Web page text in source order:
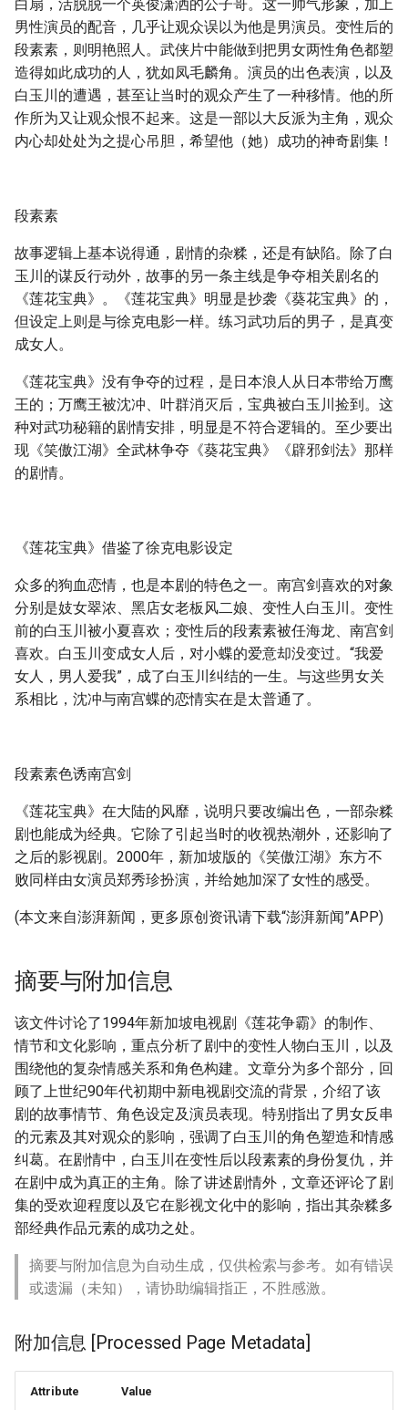
白扇，活脱脱一个英俊潇洒的公子哥。这一帅气形象，加上
男性演员的配音，几乎让观众误以为他是男演员。变性后的
段素素，则明艳照人。武侠片中能做到把男女两性角色都塑
造得如此成功的人，犹如凤毛麟角。演员的出色表演，以及
白玉川的遭遇，甚至让当时的观众产生了一种移情。他的所
作所为又让观众恨不起来。这是一部以大反派为主角，观众
内心却处处为之提心吊胆，希望他（她）成功的神奇剧集！
段素素
故事逻辑上基本说得通，剧情的杂糅，还是有缺陷。除了白
玉川的谋反行动外，故事的另一条主线是争夺相关剧名的
《莲花宝典》。《莲花宝典》明显是抄袭《葵花宝典》的，
但设定上则是与徐克电影一样。练习武功后的男子，是真变
成女人。
《莲花宝典》没有争夺的过程，是日本浪人从日本带给万鹰
王的；万鹰王被沈冲、叶群消灭后，宝典被白玉川捡到。这
种对武功秘籍的剧情安排，明显是不符合逻辑的。至少要出
现《笑傲江湖》全武林争夺《葵花宝典》《辟邪剑法》那样
的剧情。
《莲花宝典》借鉴了徐克电影设定
众多的狗血恋情，也是本剧的特色之一。南宫剑喜欢的对象
分别是妓女翠浓、黑店女老板风二娘、变性人白玉川。变性
前的白玉川被小夏喜欢；变性后的段素素被任海龙、南宫剑
喜欢。白玉川变成女人后，对小蝶的爱意却没变过。“我爱
女人，男人爱我”，成了白玉川纠结的一生。与这些男女关
系相比，沈冲与南宫蝶的恋情实在是太普通了。
段素素色诱南宫剑
《莲花宝典》在大陆的风靡，说明只要改编出色，一部杂糅
剧也能成为经典。它除了引起当时的收视热潮外，还影响了
之后的影视剧。2000年，新加坡版的《笑傲江湖》东方不
败同样由女演员郑秀珍扮演，并给她加深了女性的感受。
(本文来自澎湃新闻，更多原创资讯请下载“澎湃新闻”APP)
摘要与附加信息
该文件讨论了1994年新加坡电视剧《莲花争霸》的制作、
情节和文化影响，重点分析了剧中的变性人物白玉川，以及
围绕他的复杂情感关系和角色构建。文章分为多个部分，回
顾了上世纪90年代初期中新电视剧交流的背景，介绍了该
剧的故事情节、角色设定及演员表现。特别指出了男女反串
的元素及其对观众的影响，强调了白玉川的角色塑造和情感
纠葛。在剧情中，白玉川在变性后以段素素的身份复仇，并
在剧中成为真正的主角。除了讲述剧情外，文章还评论了剧
集的受欢迎程度以及它在影视文化中的影响，指出其杂糅多
部经典作品元素的成功之处。
摘要与附加信息为自动生成，仅供检索与参考。如有错误
或遗漏（未知），请协助编辑指正，不胜感激。
附加信息 [Processed Page Metadata]
Attribute Value